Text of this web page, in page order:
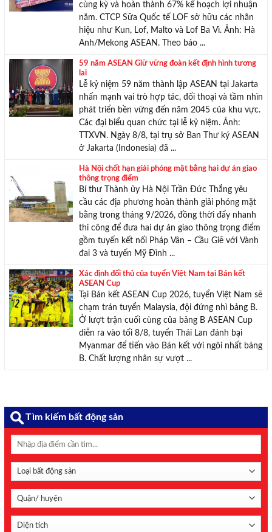
cùng kỳ và hoàn thành 67% kế hoạch lợi nhuận
năm. CTCP Sữa Quốc tế LOF sở hữu các nhãn
hiệu như Kun, Lof, Malto và Lof Ba Vì. Ảnh: Hà
Anh/Mekong ASEAN. Theo báo ...
59 năm ASEAN Giữ vững đoàn kết định hình tương
lai
Lễ kỷ niệm 59 năm thành lập ASEAN tại Jakarta
nhấn mạnh vai trò hợp tác, đối thoại và tầm nhìn
phát triển bền vững đến năm 2045 của khu vực.
Các đại biểu quan chức tại lễ kỷ niệm. Ảnh:
TTXVN. Ngày 8/8, tại trụ sở Ban Thư ký ASEAN
ở Jakarta (Indonesia) đã ...
Hà Nội chốt hạn giải phóng mặt bằng hai dự án giao
thông trọng điểm
Bí thư Thành ủy Hà Nội Trần Đức Thắng yêu
cầu các địa phương hoàn thành giải phóng mặt
bằng trong tháng 9/2026, đồng thời đẩy nhanh
thi công để đưa hai dự án giao thông trọng điểm
gồm tuyến kết nối Pháp Vân – Cầu Giẽ với Vành
đai 3 và tuyến Mỹ Đình ...
Xác định đối thủ của tuyển Việt Nam tại Bán kết
ASEAN Cup
Tại Bán kết ASEAN Cup 2026, tuyển Việt Nam sẽ
chạm trán tuyển Malaysia, đội đứng nhì bảng B.
Ở lượt trận cuối cùng của bảng B ASEAN Cup
diễn ra vào tối 8/8, tuyển Thái Lan đánh bại
Myanmar để tiến vào Bán kết với ngôi nhất bảng
B. Chất lượng nhân sự vượt ...
Tìm kiếm bất động sản